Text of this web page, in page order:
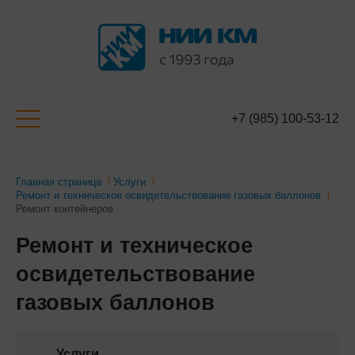
+7 (985) 100-53-12
Главная страница
Услуги
Ремонт и техническое освидетельствование газовых баллонов
Ремонт контейнеров
Ремонт и техническое
освидетельствование
газовых баллонов